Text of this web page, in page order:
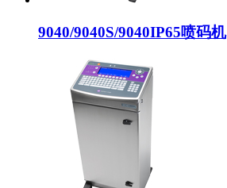
9040/9040S/9040IP65喷码机